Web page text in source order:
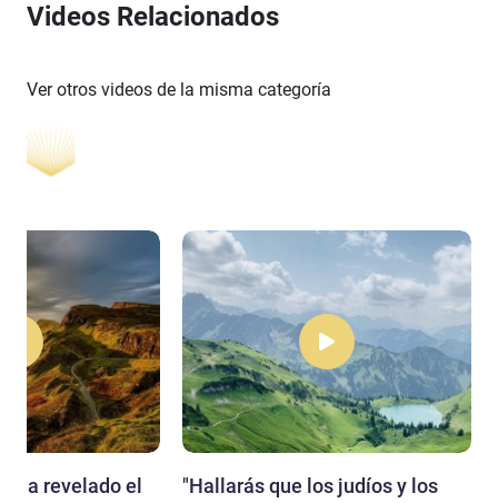
Videos Relacionados
Ver otros videos de la misma categoría
"​Hallarás que los judíos y los
ha revelado el